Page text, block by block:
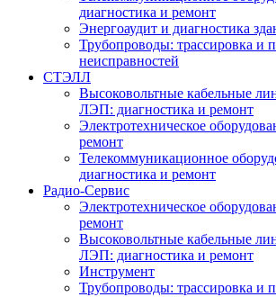
диагностика и ремонт
Энергоаудит и диагностика
Трубопроводы: трассировка и
неисправностей
СТЭЛЛ
Высоковольтные кабельные
ЛЭП: диагностика и ремонт
Электротехническое
ремонт
Телекоммуникационное
диагностика и ремонт
Радио-Cервис
Электротехническое
ремонт
Высоковольтные кабельные
ЛЭП: диагностика и ремонт
Инструмент
Трубопроводы: трассировка и